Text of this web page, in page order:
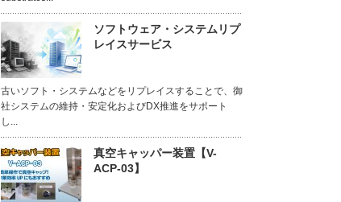
ソフトウェア・システムリプ
レイスサービス
古いソフト・システムなどをリプレイスすることで、御
社システムの維持・安定化およびDX推進をサポート
し...
真空キャッパー装置【V-
ACP-03】